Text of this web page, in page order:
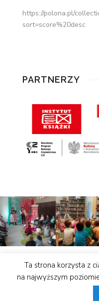
https://polona.pl/
sort=score%20desc
PARTNERZY
© Biblioteka
Ta strona korzysta z
na najwyższym